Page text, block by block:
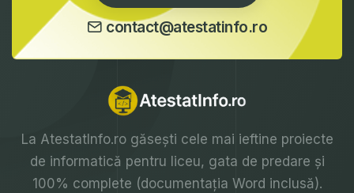
contact@atestatinfo.ro
La AtestatInfo.rogăsești cele mai ieftine proiecte
de informatică pentru liceu, gata de predare și
100% complete (documentația Word inclusă).